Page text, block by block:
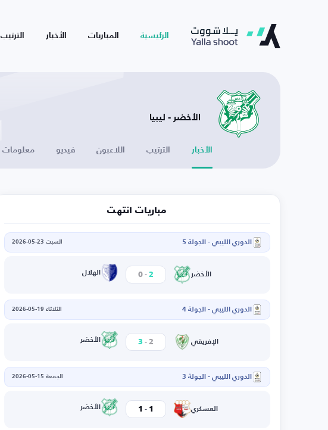
الرئيسية المباريات الأخبار الترتيب
الأخضر - ليبيا
الأخبار الترتيب اللاعبون فيديو معلومات
مباريات انتهت
الدوري الليبي - الجولة 5 السبت 23-05-2026
الأخضر 2
-
0 الهلال
الدوري الليبي - الجولة 4 الثلاثاء 19-05-2026
الإفريقي 2
-
3 الأخضر
الدوري الليبي - الجولة 3 الجمعة 15-05-2026
العسكري 1
-
1 الأخضر